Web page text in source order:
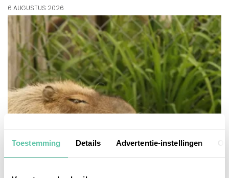
Toestemming Details Advertentie-instellingen
6 AUGUSTUS 2026